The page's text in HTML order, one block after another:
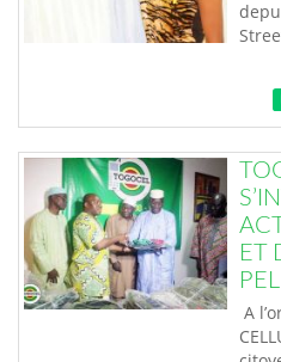
vous
est
ET
A